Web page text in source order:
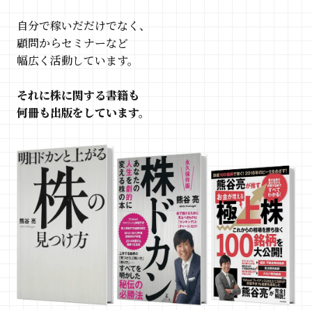
自分で稼いだだけでなく、
顧問からセミナーなど
幅広く活動しています。
それに株に関する書籍も
何冊も出版をしています。